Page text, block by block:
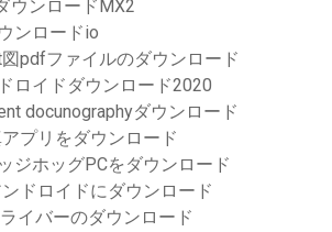
ウンロードMX2
ンロードio
pdfファイルのダウンロード
ロイドダウンロード2020
docunographyダウンロード
プリをダウンロード
ジホッグPCをダウンロード
ドロイドにダウンロード
イバーのダウンロード